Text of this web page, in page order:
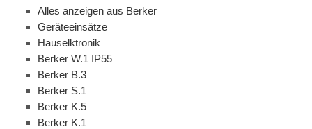
Alles anzeigen aus Berker
Geräteeinsätze
Hauselktronik
Berker W.1 IP55
Berker B.3
Berker S.1
Berker K.5
Berker K.1